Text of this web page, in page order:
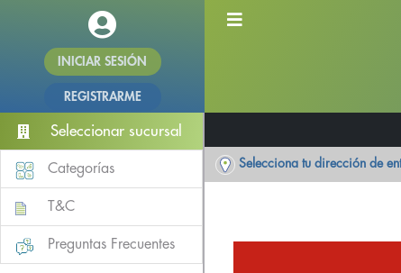
INICIAR SESIÓN
REGISTRARME
Seleccionar sucursal
Categorías
T&C
Preguntas Frecuentes
Selecciona tu dirección de